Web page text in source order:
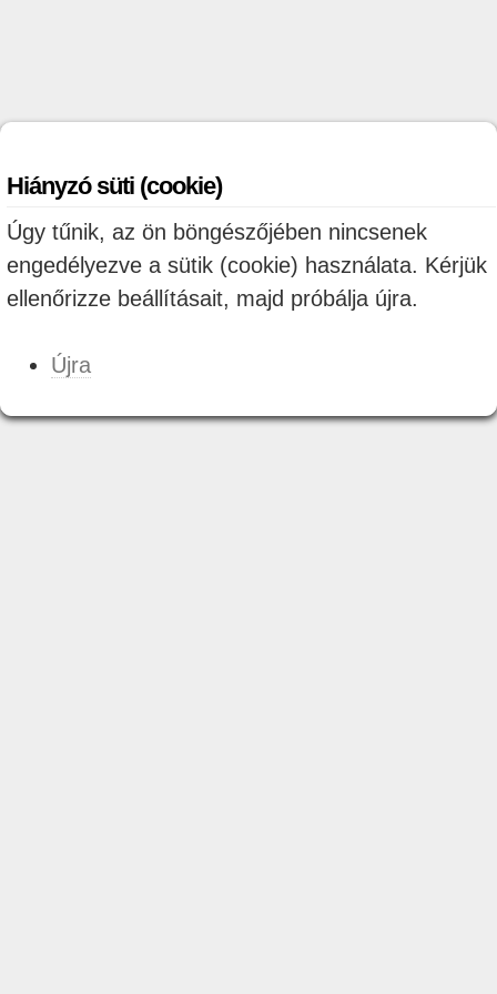
Hiányzó süti (cookie)
Úgy tűnik, az ön böngészőjében nincsenek
engedélyezve a sütik (cookie) használata. Kérjük
ellenőrizze beállításait, majd próbálja újra.
Újra